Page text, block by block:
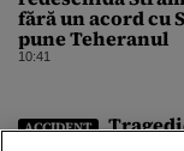
fără un acord cu
pune Teheranul
10:41
ACCIDENT